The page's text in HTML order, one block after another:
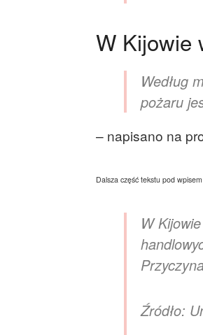
W Kijowie
Według
pożaru
– napisano na
Dalsza część tekstu pod wpisem
W
Źródło: